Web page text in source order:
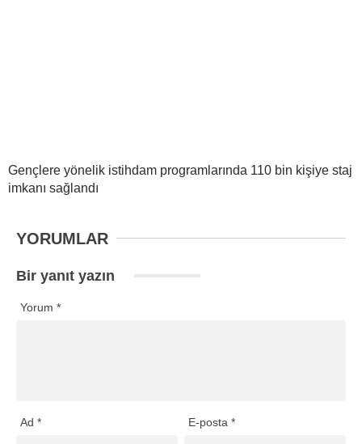
Gençlere yönelik istihdam programlarında 110 bin kişiye staj
imkanı sağlandı
YORUMLAR
Bir yanıt yazın
Yorum *
Ad * E-posta*